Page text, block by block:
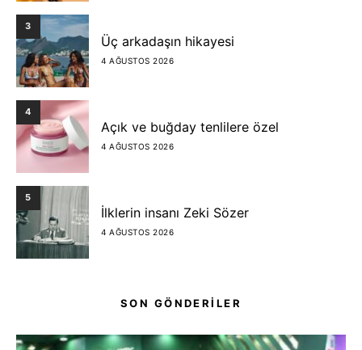
3
Üç arkadaşın hikayesi
4 AĞUSTOS 2026
4
Açık ve buğday tenlilere özel
4 AĞUSTOS 2026
5
İlklerin insanı Zeki Sözer
4 AĞUSTOS 2026
SON GÖNDERİLER